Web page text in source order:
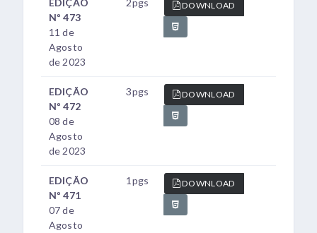
EDIÇÃO
Nº 473
11 de
Agosto
de 2023
2pgs DOWNLOAD
EDIÇÃO
Nº 472
08 de
Agosto
de 2023
3pgs DOWNLOAD
EDIÇÃO
Nº 471
07 de
Agosto
1pgs DOWNLOAD